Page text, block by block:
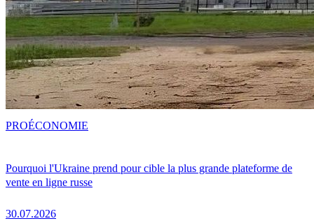
Pourquoi l'Ukraine prend pour cible la plus grande plateforme de
vente en ligne russe
30.07.2026
PROÉCONOMIE